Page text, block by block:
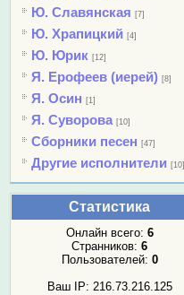
Ю. Славянская [7]
Ю. Храпицкий [4]
Ю. Юрик [12]
Я. Ерофеев (иерей) [8]
Я. Осин [1]
Я. Суворова [10]
Сборники песен [47]
Другие исполнители [10]
Статистика
Онлайн всего: 6
Странников: 6
Пользователей: 0
Ваш IP: 216.73.216.125